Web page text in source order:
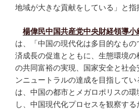
地域が大きな貢献をしている」と指
楊偉民中国共産党中央財経領導
は、「中国の現代化は多目的なも
済成長の促進とともに、生態環境の
の共同富裕の実現、国家安全と社
ンニュートラルの達成を目指してい
は、中国の都市とメガロポリスの
し、中国現代化プロセスを観察す